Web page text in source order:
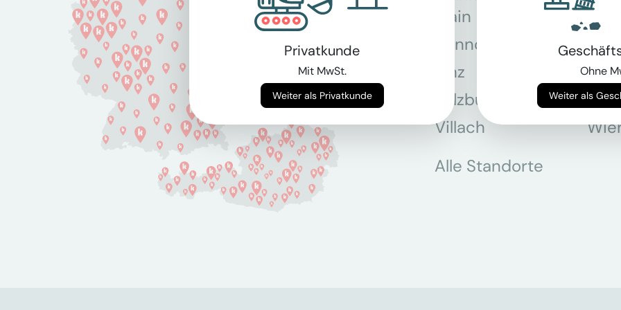
Main
Hannover Köln
Linz
Salzburg
Villach
Alle Standorte
Privatkunde
Mit MwSt.
Weiter als Privatkunde
Ohne
Weiter als